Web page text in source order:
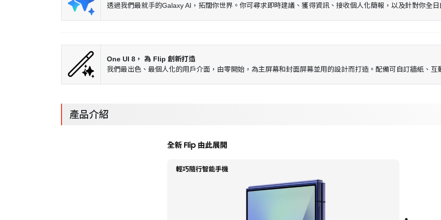
透過我們最就手的Galaxy AI，拓闊你世界。你可尋求即時建議、獲得資訊、接收個人化簡報，以及針對你全
One UI 8， 為 Flip 創新打造
我們最出色、最個人化的用戶介面，由零開始，為主屏幕和封面屏幕並用的設計而打造。配備可自訂牆紙、
產品介紹